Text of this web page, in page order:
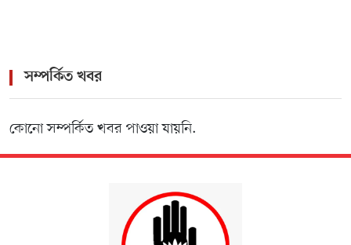
সম্পর্কিত খবর
কোনো সম্পর্কিত খবর পাওয়া যায়নি.